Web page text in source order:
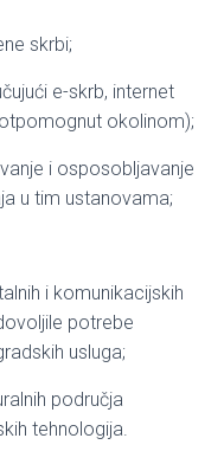
skrbi;
e-skrb, internet
okolinom);
i osposobljavanje
u tim ustanovama;
i komunikacijskih
potrebe
usluga;
područja
tehnologija.